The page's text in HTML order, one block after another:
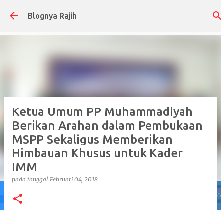
Langsung ke konten utama
Blognya Rajih
Ketua Umum PP Muhammadiyah
Berikan Arahan dalam Pembukaan
MSPP Sekaligus Memberikan
Himbauan Khusus untuk Kader
IMM
pada tanggal Februari 04, 2018